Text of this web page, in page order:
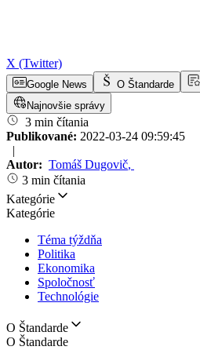
X (Twitter)
Google News O Štandarde
Najnovšie správy
3 min čítania
Publikované: 2022-03-24 09:59:45
|
Autor: Tomáš Dugovič,
3 min čítania
Kategórie
Kategórie
Téma týždňa
Politika
Ekonomika
Spoločnosť
Technológie
O Štandarde
O Štandarde